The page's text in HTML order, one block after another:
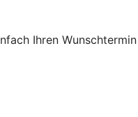
Ihren